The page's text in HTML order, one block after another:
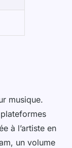
musique.
à l’artiste en
un volume